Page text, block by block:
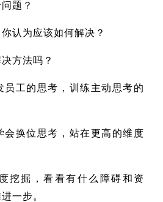
题？
认为应该如何解决？
方法吗？
员工的思考，训练主动思考的
会换位思考，站在更高的维度
挖掘，看看有什么障碍和资
一步。